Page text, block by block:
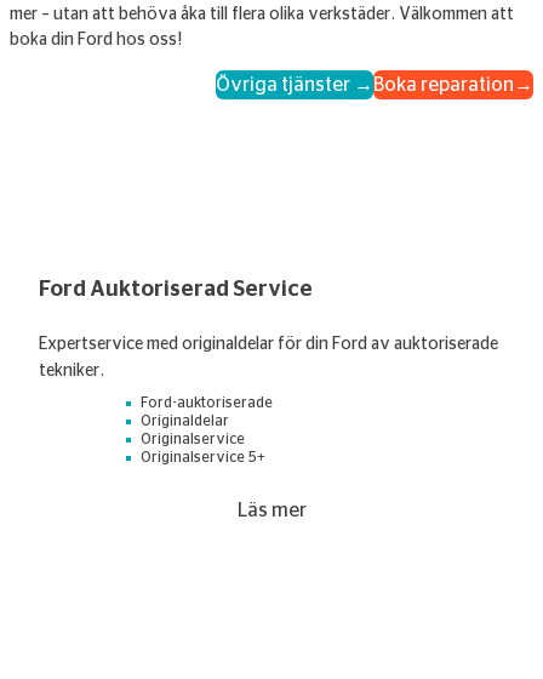
mer – utan att behöva åka till flera olika verkstäder. Välkommen att
boka din Ford hos oss!
Övriga tjänster → Boka reparation→
Ford Auktoriserad Service
Expertservice med originaldelar för din Ford av auktoriserade
tekniker.
Ford-auktoriserade
Originaldelar
Originalservice
Originalservice 5+
Läs mer